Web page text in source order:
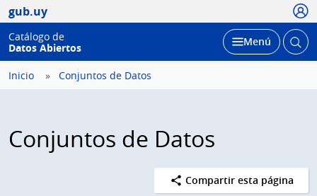
gub.uy
Catálogo de
Datos Abiertos
Desplegar
Menú Abrir
Inicio Conjuntos de Datos
Conjuntos de Datos
Compartir esta página